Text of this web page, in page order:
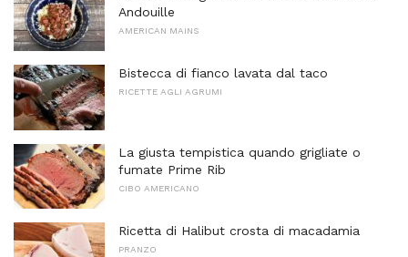
Andouille
AMERICAN MAINS
Bistecca di fianco lavata dal taco
RICETTE AGLI AGRUMI
La giusta tempistica quando grigliate o
fumate Prime Rib
CIBO AMERICANO
Ricetta di Halibut crosta di macadamia
PRANZO